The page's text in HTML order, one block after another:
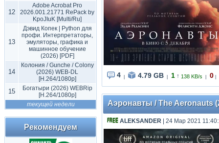
12
Adobe Acrobat Pro
2026.001.21771 RePack by
KpoJIuK [Multi/Ru]
13
Дэвид Копек | Python для
профи. Интерпретаторы,
эмуляторы, графика и
машинное обучение
(2026) [PDF]
14
Колония / Gunche / Colony
(2026) WEB-DL
[H.264/1080p]
15
Богатыри (2026) WEBRip
[H.264/1080p]
текущей недели
Рекомендуем
4 4.79 GB 1 ↑ 138 KB/s 0
Аэронавты / The Aeronauts
ALEKSANDER | 24 Мар 2021